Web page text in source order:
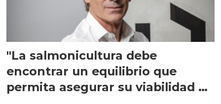
"La salmonicultura debe
encontrar un equilibrio que
permita asegurar su viabilidad de